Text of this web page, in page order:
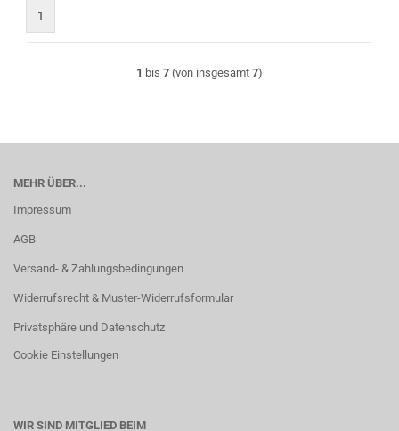
1
1 bis 7 (von insgesamt 7)
MEHR ÜBER...
Impressum
AGB
Versand- & Zahlungsbedingungen
Widerrufsrecht & Muster-Widerrufsformular
Privatsphäre und Datenschutz
Cookie Einstellungen
WIR SIND MITGLIED BEIM